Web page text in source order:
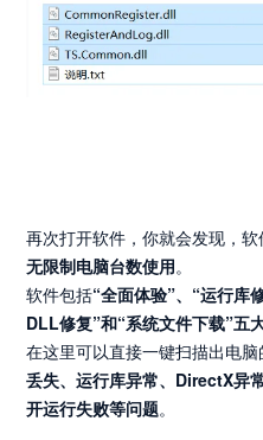
再次打开软件，你就会发现，
无限制电脑台数使用。
软件包括“全面体验”、“运行库
DLL修复”和“系统文件下载”五
在这里可以直接一键扫描出电
丢失、运行库异常、DirectX异
开运行失败等问题。